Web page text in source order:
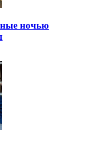
ночью